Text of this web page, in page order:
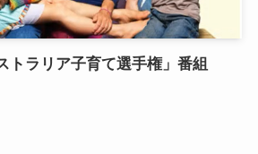
トラリア子育て選手権」番組